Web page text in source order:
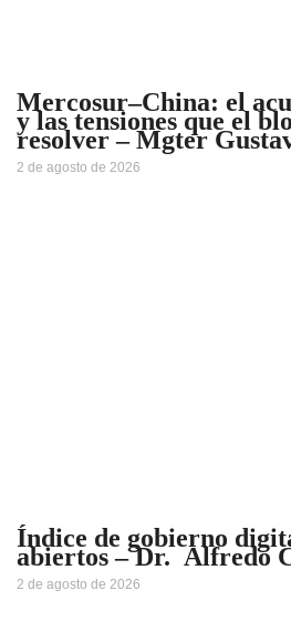
Mercosur–China: el
y las tensiones que el
resolver – Mgter
2 de agosto de 2026
Índice de gobierno
abiertos – Dr. Alfredo
2 de agosto de 2026